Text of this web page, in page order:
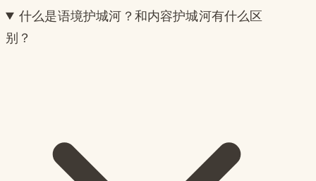
什么是语境护城河？和内容护城河有什么区
别？